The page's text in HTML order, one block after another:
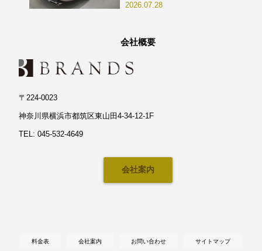
2026.07.28
会社概要
〒224-0023
神奈川県横浜市都筑区東山田4-34-12-1F
TEL: 045-532-4649
会社案内
料金表 会社案内 お問い合わせ サイトマップ